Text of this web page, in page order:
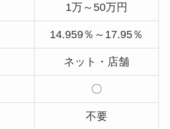
1万～50万円
14.959％～17.95％
ネット・店舗
〇
不要